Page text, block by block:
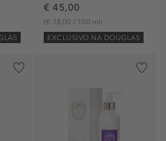
€ 45,00
(€ 18,00 / 100 ml)
EXCLUSIVO NA DOUGLAS